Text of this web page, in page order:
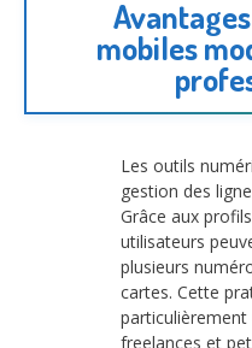
mobiles
Les outils
gestion des
Grâce aux
utilisateurs
plusieurs
cartes. Cette
freelances et